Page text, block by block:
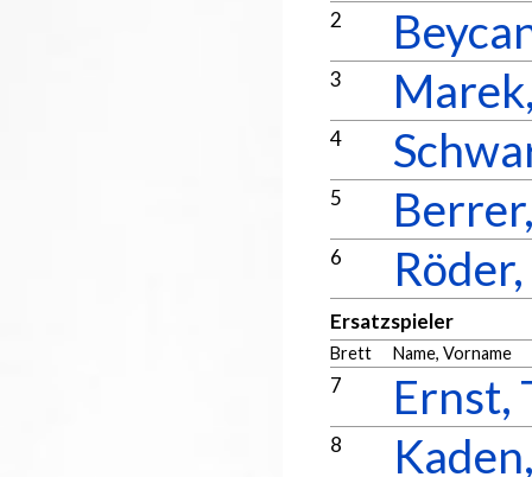
2
3
4
5
6
Ersatzspieler
Brett Name, Vorname
7 Ernst,
8